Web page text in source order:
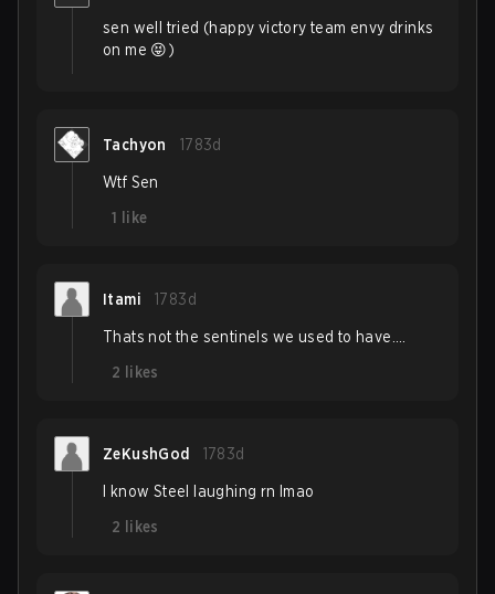
sen well tried (happy victory team envy drinks
on me 😝)
Tachyon 1783d
Wtf Sen
1
like
Itami 1783d
Thats not the sentinels we used to have….
2
likes
ZeKushGod 1783d
I know Steel laughing rn lmao
2
likes